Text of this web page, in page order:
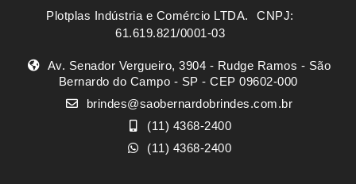
Plotplas Indústria e Comércio LTDA. ㅤㅤㅤ CNPJ:
61.619.821/0001-03
Av. Senador Vergueiro, 3904 - Rudge Ramos - São
Bernardo do Campo - SP - CEP 09602-000
brindes@saobernardobrindes.com.br
(11) 4368-2400
(11) 4368-2400